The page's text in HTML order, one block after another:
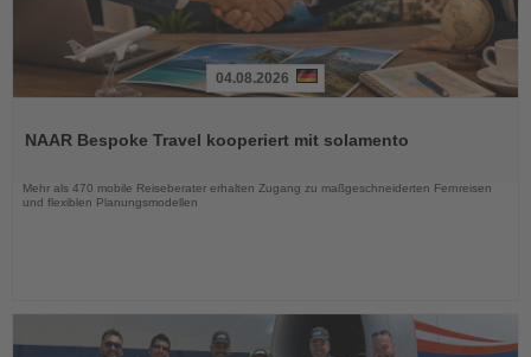
die
04.08.2026
NAAR Bespoke Travel kooperiert mit solamento
Mehr als 470 mobile Reiseberater erhalten Zugang zu maßgeschneiderten Fernreisen
und flexiblen Planungsmodellen